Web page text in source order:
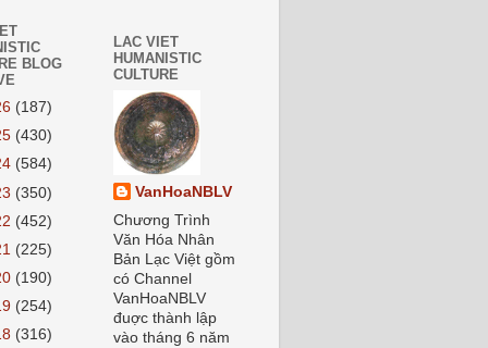
BLOG
(187)
(430)
(584)
(350)
(452)
(225)
(190)
(254)
(316)
LAC VIET
HUMANISTIC
CULTURE
VanHoaNBLV
Chương Trình
Văn Hóa Nhân
Bản Lạc Việt gồm
có Channel
VanHoaNBLV
đuợc thành lập
vào tháng 6 năm